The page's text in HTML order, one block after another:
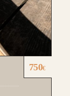
già
750€